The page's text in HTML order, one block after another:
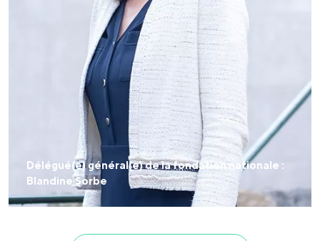
Délégué(e) général(e) de la fondation nationale :
Blandine Sorbe